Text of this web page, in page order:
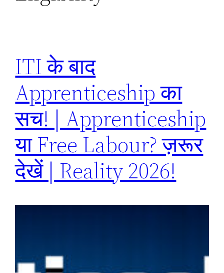
ITI के बाद
Apprenticeship का
सच! | Apprenticeship
या Free Labour? ज़रूर
देखें | Reality 2026!